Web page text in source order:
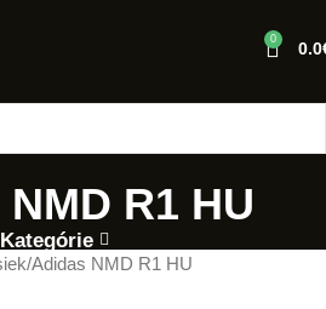
0 0.0
R1 HU
Kategórie
Adidas NMD R1 HU